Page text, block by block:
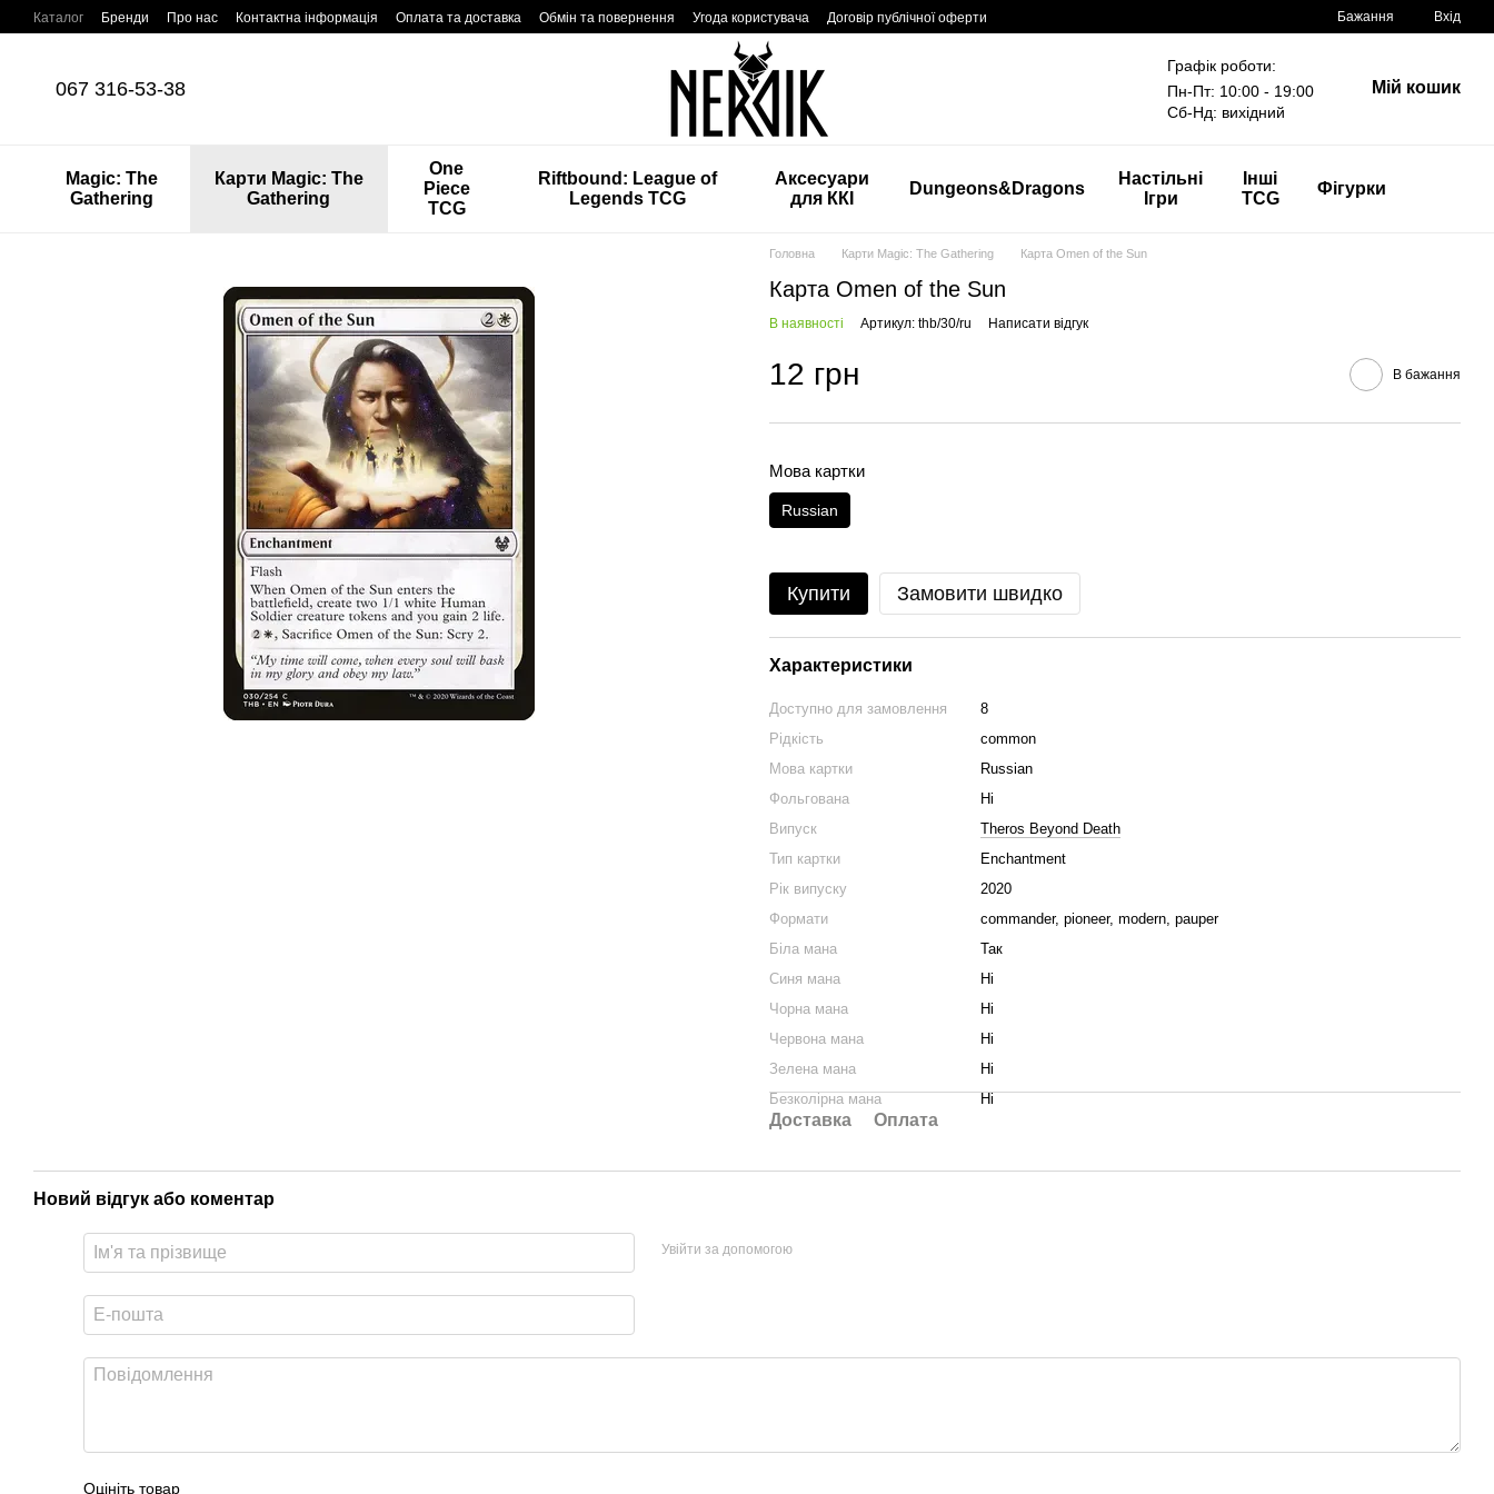
Перейти до основного контенту
Каталог Бренди Про нас Контактна інформація Оплата та доставка Обмін та повернення Угода користувача Договір публічної оферти Бажання Вхід
067 316-53-38
Графік роботи:
Пн-Пт: 10:00 - 19:00
Сб-Нд: вихідний
Мій кошик
Magic: The
Gathering
Карти Magic: The
Gathering
One
Piece
TCG
Riftbound: League of
Legends TCG
Аксесуари
для ККІ
Dungeons&Dragons
Настільні
Ігри
Інші
TCG
Фігурки
Головна Карти Magic: The Gathering Карта Omen of the Sun
Карта Omen of the Sun
В наявності Артикул: thb/30/ru Написати відгук
12 грн В бажання
Мова картки
Russian
Купити Замовити швидко
Характеристики
Доступно для замовлення
8
Рідкість
common
Мова картки
Russian
Фольгована
Ні
Випуск
Theros Beyond Death
Тип картки
Enchantment
Рік випуску
2020
Формати
commander, pioneer, modern, pauper
Біла мана
Так
Синя мана
Ні
Чорна мана
Ні
Червона мана
Ні
Зелена мана
Ні
Безколірна мана
Ні
Доставка Оплата
Новий відгук або коментар
Увійти за допомогою
Оцініть товар